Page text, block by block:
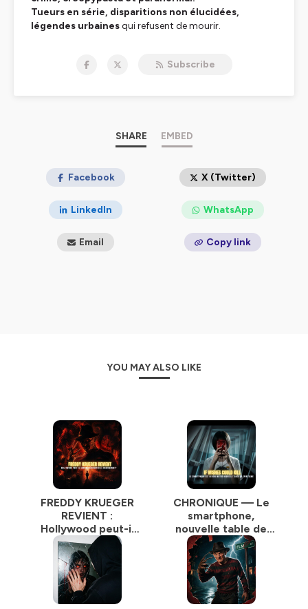
Tueurs en série, disparitions non élucidées,
légendes urbainesqui refusent de mourir.
Ici, la réalité dérape. Le
surnaturelvous observe.
Hébergé par Ausha. Visitez
ausha.co/politique-de-
confidentialitepour plus d'informations.
Subscribe
SHARE EMBED
Facebook X (Twitter)
LinkedIn WhatsApp
Email Copy link
YOU MAY ALSO LIKE
FREDDY KRUEGER
REVIENT :
Hollywood peut-il
encore réinventer
le cauchemar ? |
Podcast Horreur
CHRONIQUE — Le
smartphone,
nouvelle table de
spiritisme : et si vos
vœux pouvaient
tuer | Podcast
Horreur